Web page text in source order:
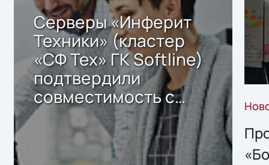
Серверы «Инферит
Техники» (кластер
«СФ Тех» ГК Softline)
подтвердили
совместимость с
решением Sharx
Storage 2.x для
хранения данных